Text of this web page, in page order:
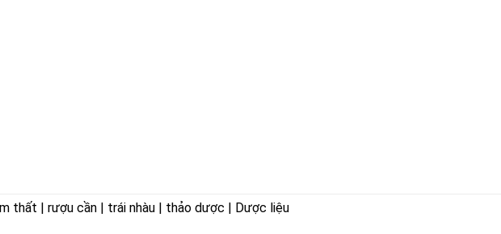
thất | rượu cần | trái nhàu | thảo dược | Dược liệu